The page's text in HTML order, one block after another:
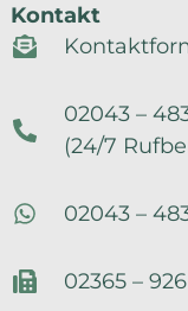
Kontakt
02043 –
(24/7
02043 –
02365 –